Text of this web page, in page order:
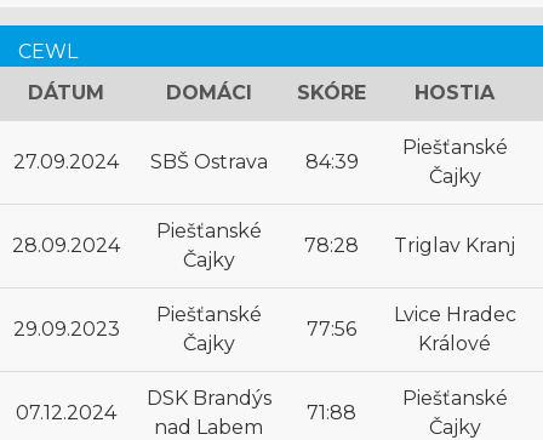
CEWL
DÁTUM
DOMÁCI SKÓRE HOSTIA
27.09.2024 SBŠ Ostrava 84:39
Piešťanské
Čajky
28.09.2024
Piešťanské
Čajky
78:28 Triglav Kranj
29.09.2023
Piešťanské
Čajky
77:56
Lvice Hradec
Králové
07.12.2024
DSK Brandýs
nad Labem
71:88
Piešťanské
Čajky